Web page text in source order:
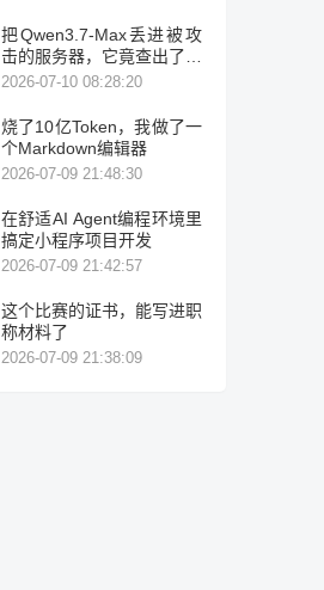
把Qwen3.7-Max丢进被攻
击的服务器，它竟查出了暴
力破解！
2026-07-10 08:28:20
烧了10亿Token，我做了一
个Markdown编辑器
2026-07-09 21:48:30
在舒适AI Agent编程环境里
搞定小程序项目开发
2026-07-09 21:42:57
这个比赛的证书，能写进职
称材料了
2026-07-09 21:38:09